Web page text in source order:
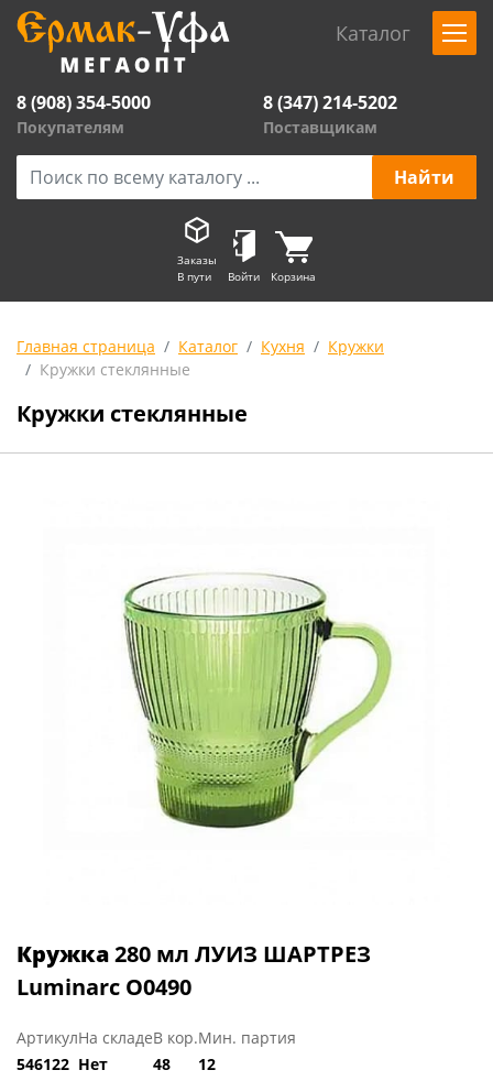
Каталог
8 (908) 354-5000
Покупателям
8 (347) 214-5202
Поставщикам
Заказы
В пути
Войти Корзина
Главная страница Каталог Кухня
Кружки
Кружки стеклянные
Кружки стеклянные
Кружка280 мл ЛУИЗ ШАРТРЕЗ
Luminarc O0490
Артикул
546122
На складе
Нет
В кор.
48
Мин. партия
12